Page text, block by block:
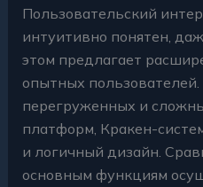
Пользовательский
интуитивно понятен,
этом предлагает
опытных пользователей.
перегруженных и
платформ, Кракен-
и логичный дизайн.
основным функциям